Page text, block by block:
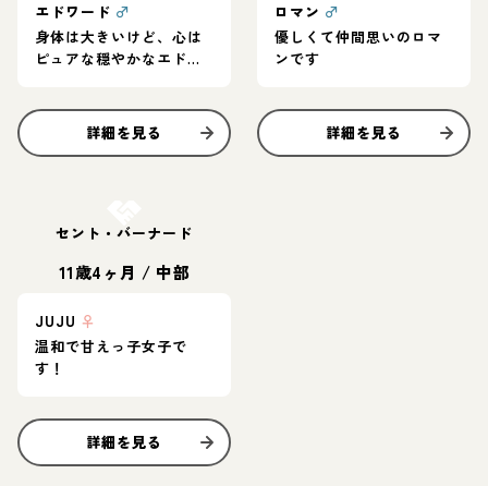
エドワード ♂
身体は大きいけど、心は
ピュアな穏やかなエドワ
詳細を見る
ロマン ♂
優しくて仲間思いのロマ
ンです
詳細を見る
セント・バーナード
11歳4ヶ月 / 中部
JUJU ♀
温和で甘えっ子女子で
す！
詳細を見る